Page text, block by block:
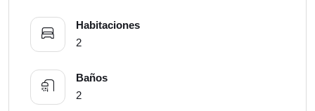
Habitaciones
2
Baños
2